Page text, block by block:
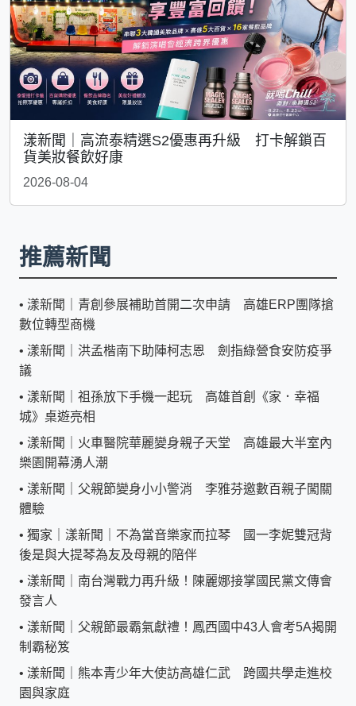
漾新聞｜高流泰精選S2優惠再升級 打卡解鎖百
貨美妝餐飲好康
2026-08-04
推薦新聞
• 漾新聞｜青創參展補助首開二次申請 高雄ERP團隊搶
數位轉型商機
• 漾新聞｜洪孟楷南下助陣柯志恩 劍指綠營食安防疫爭
議
• 漾新聞｜祖孫放下手機一起玩 高雄首創《家．幸福
城》桌遊亮相
• 漾新聞｜火車醫院華麗變身親子天堂 高雄最大半室內
樂園開幕湧人潮
• 漾新聞｜父親節變身小小警消 李雅芬邀數百親子闖關
體驗
• 獨家｜漾新聞｜不為當音樂家而拉琴 國一李妮雙冠背
後是與大提琴為友及母親的陪伴
• 漾新聞｜南台灣戰力再升級！陳麗娜接掌國民黨文傳會
發言人
• 漾新聞｜父親節最霸氣獻禮！鳳西國中43人會考5A揭開
制霸秘笈
• 漾新聞｜熊本青少年大使訪高雄仁武 跨國共學走進校
園與家庭